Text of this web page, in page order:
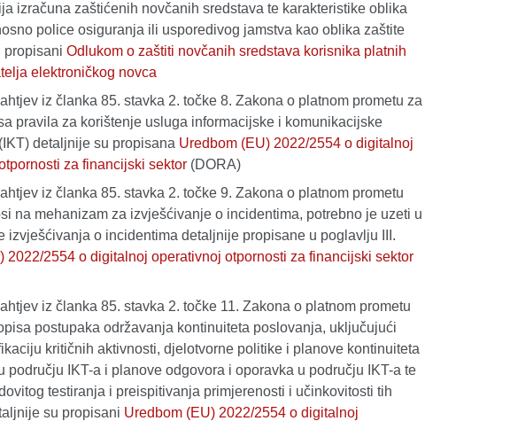
izračuna zaštićenih novčanih sredstava te karakteristike oblika
police osiguranja ili usporedivog jamstva kao oblika zaštite
propisani Odlukom o zaštiti novčanih sredstava korisnika platnih
elektroničkog novca
iz članka 85. stavka 2. točke 8. Zakona o platnom prometu za
pravila za korištenje usluga informacijske i komunikacijske
detaljnije su propisana Uredbom (EU) 2022/2554 o digitalnoj
za financijski sektor (DORA)
iz članka 85. stavka 2. točke 9. Zakona o platnom prometu
na mehanizam za izvješćivanje o incidentima, potrebno je uzeti u
izvješćivanja o incidentima detaljnije propisane u poglavlju III.
2022/2554 o digitalnoj operativnoj otpornosti za financijski sektor
iz članka 85. stavka 2. točke 11. Zakona o platnom prometu
postupaka održavanja kontinuiteta poslovanja, uključujući
kritičnih aktivnosti, djelotvorne politike i planove kontinuiteta
području IKT-a i planove odgovora i oporavka u području IKT-a te
testiranja i preispitivanja primjerenosti i učinkovitosti tih
su propisani Uredbom (EU) 2022/2554 o digitalnoj